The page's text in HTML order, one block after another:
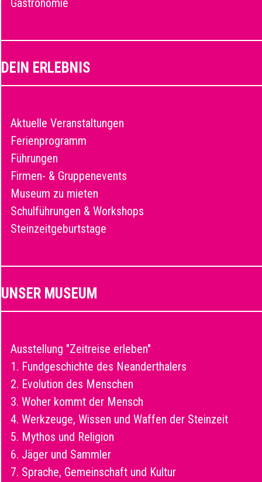
Gastronomie
DEIN ERLEBNIS
Aktuelle Veranstaltungen
Ferienprogramm
Führungen
Firmen- & Gruppenevents
Museum zu mieten
Schulführungen & Workshops
Steinzeitgeburtstage
UNSER MUSEUM
Ausstellung "Zeitreise erleben"
1. Fundgeschichte des Neanderthalers
2. Evolution des Menschen
3. Woher kommt der Mensch
4. Werkzeuge, Wissen und Waffen der Steinzeit
5. Mythos und Religion
6. Jäger und Sammler
7. Sprache, Gemeinschaft und Kultur